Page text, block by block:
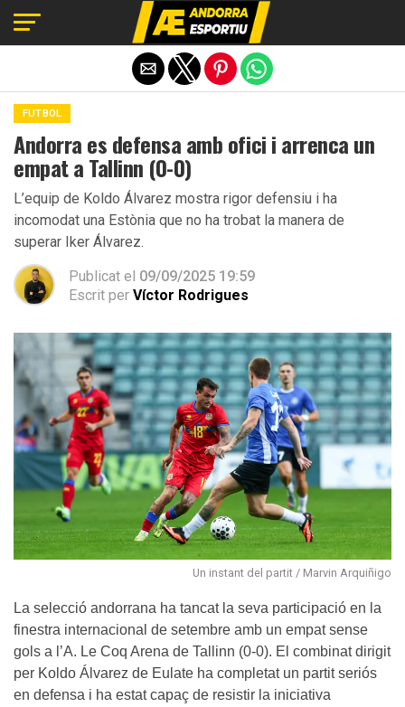
FUTBOL
Andorra es defensa amb ofici i arrenca un
empat a Tallinn (0-0)
L’equip de Koldo Álvarez mostra rigor defensiu i ha
incomodat una Estònia que no ha trobat la manera de
superar Iker Álvarez.
Publicat el 09/09/2025 19:59
Escrit per Víctor Rodrigues
Un instant del partit / Marvin Arquiñigo
La selecció andorrana ha tancat la seva participació en la
finestra internacional de setembre amb un empat sense
gols a l’A. Le Coq Arena de Tallinn (0-0). El combinat dirigit
per Koldo Álvarez de Eulate ha completat un partit seriós
en defensa i ha estat capaç de resistir la iniciativa
Exit mobile version